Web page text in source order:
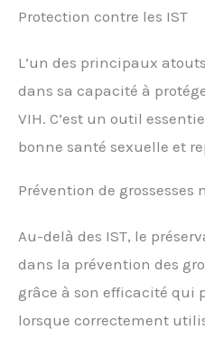
Protection contre les IST
L’un des principaux
dans sa capacité à
VIH. C’est un outil
bonne santé sexuelle et
Prévention de grossesses
Au-delà des IST, le
dans la prévention des
grâce à son efficacité qui
lorsque correctement